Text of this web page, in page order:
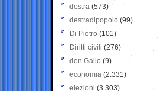
destra (573)
destradipopolo (99)
Di Pietro (101)
Diritti civili (276)
don Gallo (9)
economia (2.331)
elezioni (3.303)